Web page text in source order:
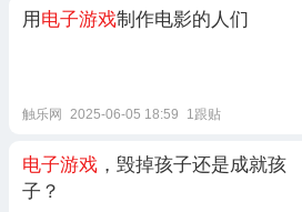
用 电子游戏制作电影的人们
触乐网 2025-06-05 18:59 1跟贴
电子游戏 ，毁掉孩子还是成就孩
子？